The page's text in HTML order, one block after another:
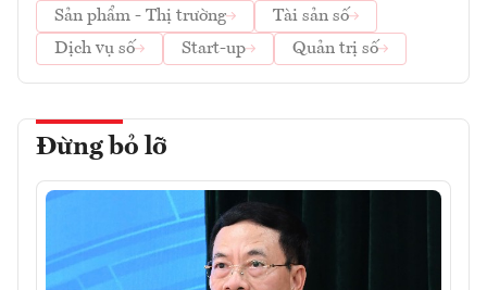
Sản phẩm - Thị trường
Tài sản số
Dịch vụ số
Start-up Quản trị số
Đừng bỏ lỡ